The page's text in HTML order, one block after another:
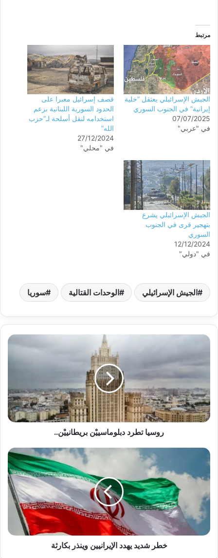
مرتبط
الجيش الإسرائيلي يعتقل “خلية
إيرانية” في الجنوب السوري
07/07/2025
في "عربي"
قصف إسرائيل معبرا على
الحدود السورية اللبنانية بزعم
استخدامه لنقل أسلحة لـ”حزب
الله”
27/12/2024
في "محلي"
الجيش الإسرائيلي يشرع
بتهجير قرى في الجنوب
السوري
12/12/2024
في "دولي"
الجيش الإسرائيلي الوحدات القتالية سوريا
روسيا تطرد دبلوماسييْن بريطانييْن..
خطر شديد يهدد الإيرانيين وينذر بكارثة